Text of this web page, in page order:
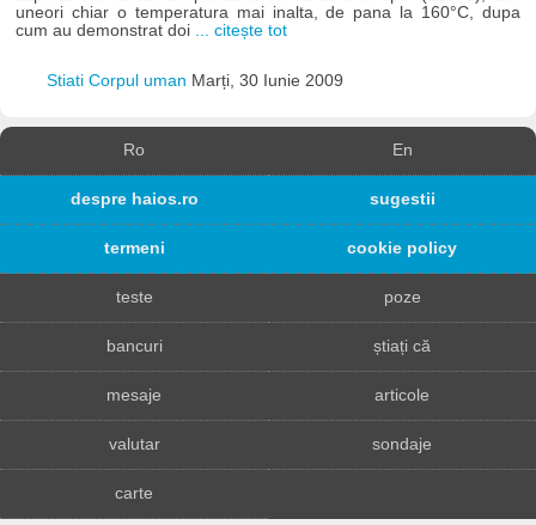
uneori chiar o temperatura mai inalta, de pana la 160°C, dupa
cum au demonstrat doi
... citește tot
Stiati Corpul uman Marți, 30 Iunie 2009
Ro En
despre haios.ro sugestii
termeni cookie policy
teste poze
bancuri știați că
mesaje articole
valutar sondaje
carte